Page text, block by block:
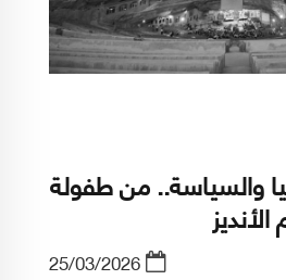
والسياسة.. من طفولة
25/03/2026